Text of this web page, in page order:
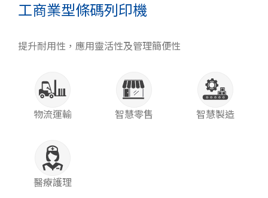
工商業型條碼列印機
提升耐用性，應用靈活性及管理簡便性
物流運輸 智慧零售 智慧製造
醫療護理